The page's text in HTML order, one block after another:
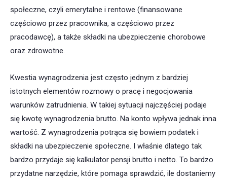
społeczne, czyli emerytalne i rentowe (finansowane
częściowo przez pracownika, a częściowo przez
pracodawcę), a także składki na ubezpieczenie chorobowe
oraz zdrowotne.
Kwestia wynagrodzenia jest często jednym z bardziej
istotnych elementów rozmowy o pracę i negocjowania
warunków zatrudnienia. W takiej sytuacji najczęściej podaje
się kwotę wynagrodzenia brutto. Na konto wpływa jednak inna
wartość. Z wynagrodzenia potrąca się bowiem podatek i
składki na ubezpieczenie społeczne. I właśnie dlatego tak
bardzo przydaje się kalkulator pensji brutto i netto. To bardzo
przydatne narzędzie, które pomaga sprawdzić, ile dostaniemy